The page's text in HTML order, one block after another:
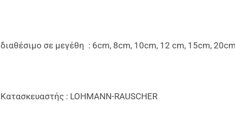
διαθέσιμο σε μεγέθη : 6cm, 8cm, 10cm, 12 cm, 15cm,
Κατασκευαστής : LOHMANN-RAUSCHER